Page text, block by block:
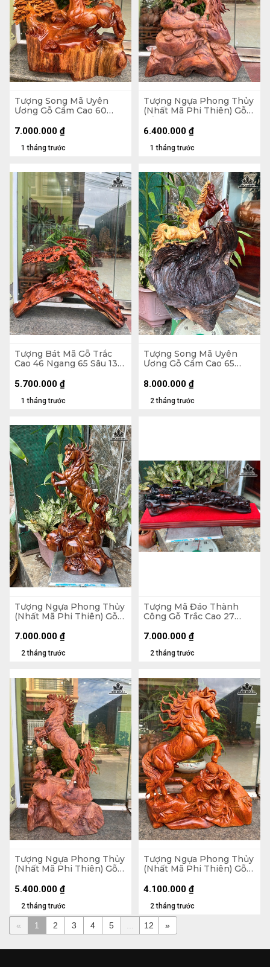
Tượng Song Mã Uyên
Ương Gỗ Cẩm Cao 60
1 tháng trước
7.000.000 ₫
Tượng Ngựa Phong Thủy
(Nhất Mã Phi Thiên) Gỗ
Sâu 20 (cm)
1 tháng trước
6.400.000 ₫
Tượng Bát Mã Gỗ Trắc
Cao 46 Ngang 65 Sâu 13
1 tháng trước
5.700.000 ₫
Tượng Song Mã Uyên
Ương Gỗ Cẩm Cao 65
2 tháng trước
8.000.000 ₫
Tượng Ngựa Phong Thủy
(Nhất Mã Phi Thiên) Gỗ
30 (cm)
2 tháng trước
7.000.000 ₫
Tượng Mã Đáo Thành
Công Gỗ Trắc Cao 27
2 tháng trước
7.000.000 ₫
Tượng Ngựa Phong Thủy
(Nhất Mã Phi Thiên) Gỗ
Sâu 15 (cm)
2 tháng trước
5.400.000 ₫
Tượng Ngựa Phong Thủy
(Nhất Mã Phi Thiên) Gỗ
Sâu 15 (cm)
2 tháng trước
4.100.000 ₫
« 1 2 3 4 5 12 »